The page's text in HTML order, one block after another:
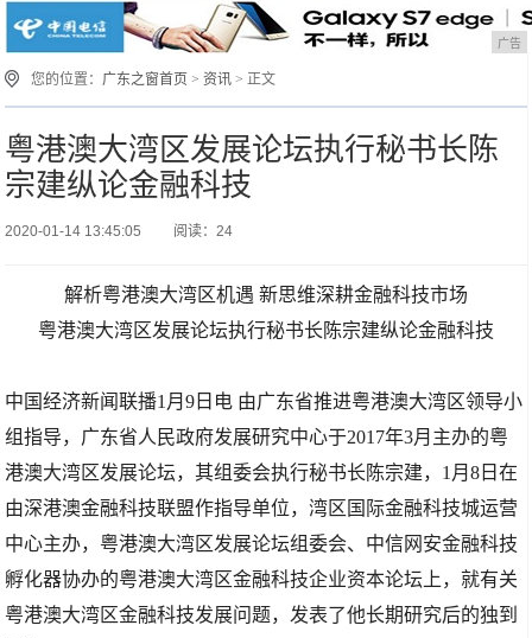
广告
您的位置： 广东之窗首页 >资讯 > 正文
粤港澳大湾区发展论坛执行秘书长陈
宗建纵论金融科技
2020-01-14 13:45:05 阅读：24
解析粤港澳大湾区机遇 新思维深耕金融科技市场
粤港澳大湾区发展论坛执行秘书长陈宗建纵论金融科技
中国经济新闻联播1月9日电 由广东省推进粤港澳大湾区领导小
组指导，广东省人民政府发展研究中心于2017年3月主办的粤
港澳大湾区发展论坛，其组委会执行秘书长陈宗建，1月8日在
由深港澳金融科技联盟作指导单位，湾区国际金融科技城运营
中心主办，粤港澳大湾区发展论坛组委会、中信网安金融科技
孵化器协办的粤港澳大湾区金融科技企业资本论坛上，就有关
粤港澳大湾区金融科技发展问题，发表了他长期研究后的独到